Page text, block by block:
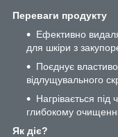
Переваги продукту
Ефективно
для шкіри з
Поєднує
відлущувального
Нагрівається
глибокому
Як діє?